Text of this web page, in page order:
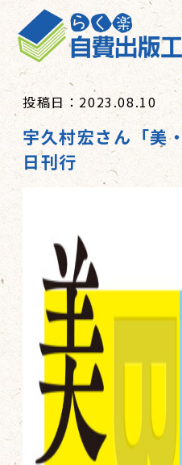
投稿日：2023.08.10
宇久村宏さん「
日刊行